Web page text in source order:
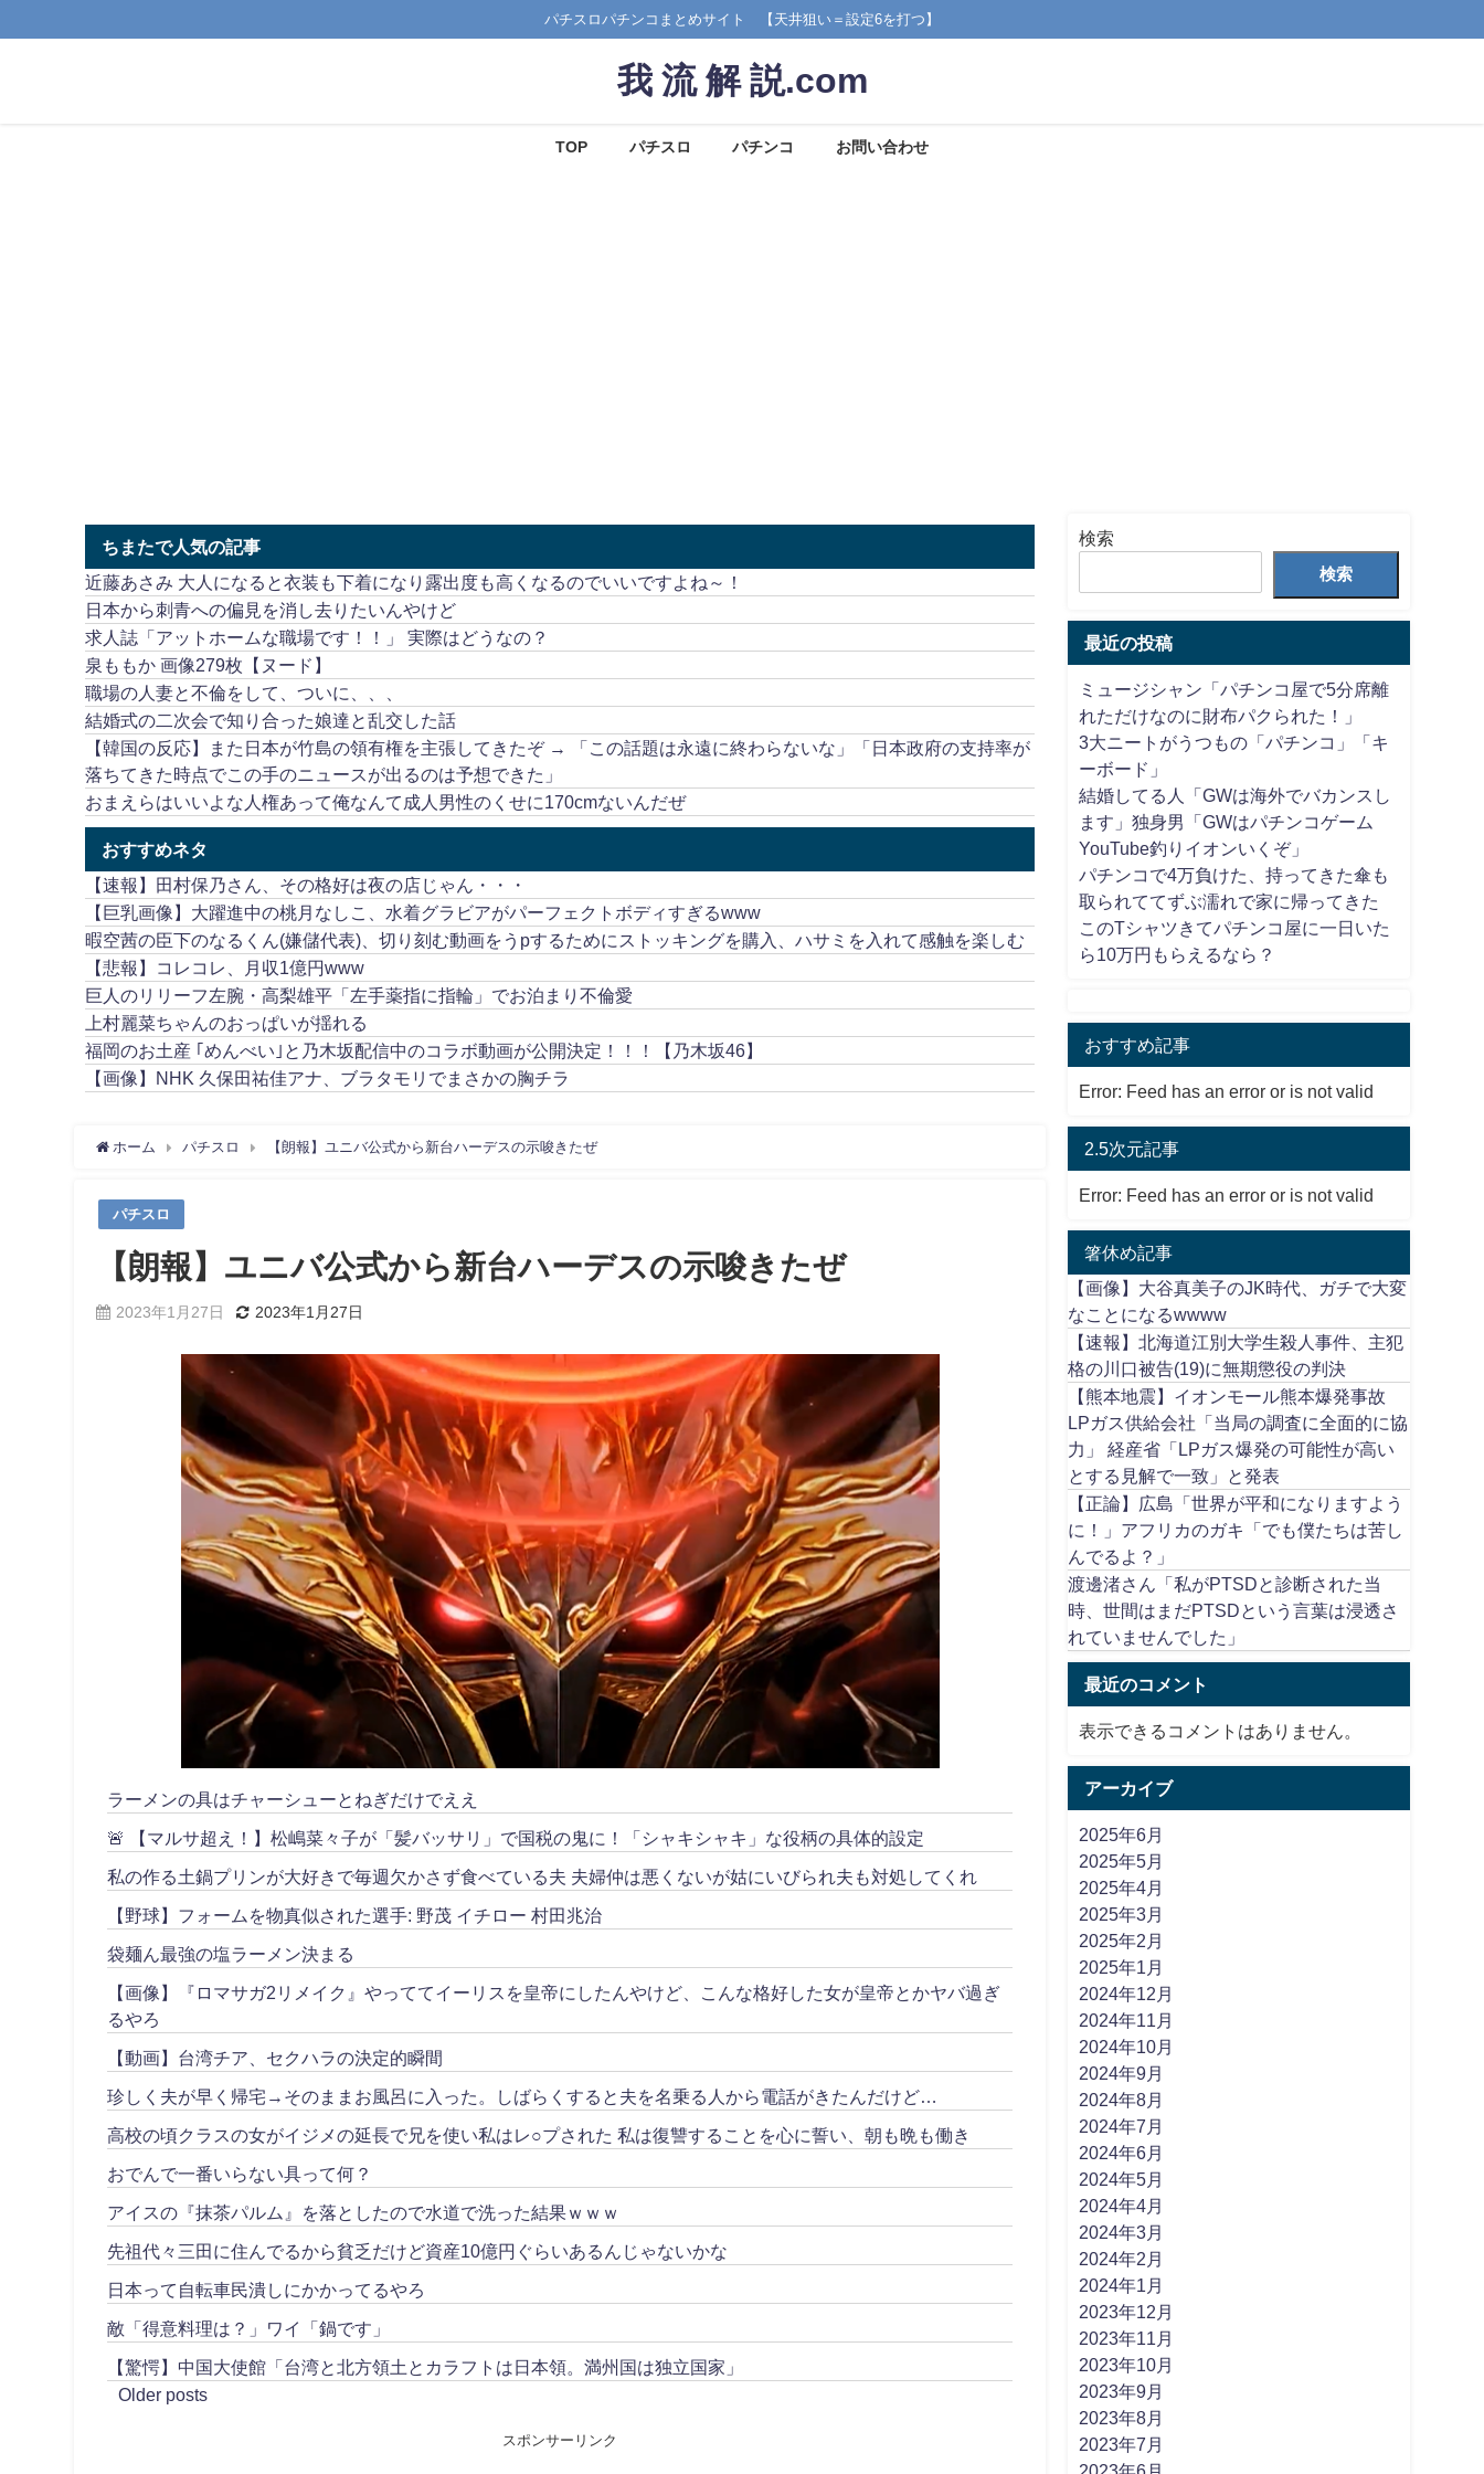
パチスロパチンコまとめサイト 【天井狙い＝設定6を打つ】
我 流 解 説.com
TOP パチスロ パチンコ お問い合わせ
ちまたで人気の記事
近藤あさみ 大人になると衣装も下着になり露出度も高くなるのでいいですよね～！
日本から刺青への偏見を消し去りたいんやけど
求人誌「アットホームな職場です！！」 実際はどうなの？
泉ももか 画像279枚【ヌード】
職場の人妻と不倫をして、ついに、、、
結婚式の二次会で知り合った娘達と乱交した話
【韓国の反応】また日本が竹島の領有権を主張してきたぞ → 「この話題は永遠に終わらないな」「日本政府の支持率が
落ちてきた時点でこの手のニュースが出るのは予想できた」
おまえらはいいよな人権あって俺なんて成人男性のくせに170cmないんだぜ
おすすめネタ
【速報】田村保乃さん、その格好は夜の店じゃん・・・
【巨乳画像】大躍進中の桃月なしこ、水着グラビアがパーフェクトボディすぎるwww
暇空茜の臣下のなるくん(嫌儲代表)、切り刻む動画をうpするためにストッキングを購入、ハサミを入れて感触を楽しむ
【悲報】コレコレ、月収1億円www
巨人のリリーフ左腕・高梨雄平「左手薬指に指輪」でお泊まり不倫愛
上村麗菜ちゃんのおっぱいが揺れる
福岡のお土産 ｢めんべい｣と乃木坂配信中のコラボ動画が公開決定！！！【乃木坂46】
【画像】NHK 久保田祐佳アナ、ブラタモリでまさかの胸チラ
ホーム パチスロ 【朗報】ユニバ公式から新台ハーデスの示唆きたぜ
パチスロ
【朗報】ユニバ公式から新台ハーデスの示唆きたぜ
2023年1月27日 2023年1月27日
ラーメンの具はチャーシューとねぎだけでええ
🚨 【マルサ超え！】松嶋菜々子が「髪バッサリ」で国税の鬼に！「シャキシャキ」な役柄の具体的設定
私の作る土鍋プリンが大好きで毎週欠かさず食べている夫 夫婦仲は悪くないが姑にいびられ夫も対処してくれ
【野球】フォームを物真似された選手: 野茂 イチロー 村田兆治
袋麺ん最強の塩ラーメン決まる
【画像】『ロマサガ2リメイク』やっててイーリスを皇帝にしたんやけど、こんな格好した女が皇帝とかヤバ過ぎ
るやろ
【動画】台湾チア、セクハラの決定的瞬間
珍しく夫が早く帰宅→そのままお風呂に入った。しばらくすると夫を名乗る人から電話がきたんだけど…
高校の頃クラスの女がイジメの延長で兄を使い私はレ○プされた 私は復讐することを心に誓い、朝も晩も働き
おでんで一番いらない具って何？
アイスの『抹茶パルム』を落としたので水道で洗った結果ｗｗｗ
先祖代々三田に住んでるから貧乏だけど資産10億円ぐらいあるんじゃないかな
日本って自転車民潰しにかかってるやろ
敵「得意料理は？」ワイ「鍋です」
【驚愕】中国大使館「台湾と北方領土とカラフトは日本領。満州国は独立国家」
Older posts
スポンサーリンク
検索
検索
最近の投稿
ミュージシャン「パチンコ屋で5分席離
れただけなのに財布パクられた！」
3大ニートがうつもの「パチンコ」「キ
ーボード」
結婚してる人「GWは海外でバカンスし
ます」独身男「GWはパチンコゲーム
YouTube釣りイオンいくぞ」
パチンコで4万負けた、持ってきた傘も
取られててずぶ濡れで家に帰ってきた
このTシャツきてパチンコ屋に一日いた
ら10万円もらえるなら？
おすすめ記事
Error: Feed has an error or is not valid
2.5次元記事
Error: Feed has an error or is not valid
箸休め記事
【画像】大谷真美子のJK時代、ガチで大変
なことになるwwww
【速報】北海道江別大学生殺人事件、主犯
格の川口被告(19)に無期懲役の判決
【熊本地震】イオンモール熊本爆発事故
LPガス供給会社「当局の調査に全面的に協
力」 経産省「LPガス爆発の可能性が高い
とする見解で一致」と発表
【正論】広島「世界が平和になりますよう
に！」アフリカのガキ「でも僕たちは苦し
んでるよ？」
渡邊渚さん「私がPTSDと診断された当
時、世間はまだPTSDという言葉は浸透さ
れていませんでした」
最近のコメント
表示できるコメントはありません。
アーカイブ
2025年6月
2025年5月
2025年4月
2025年3月
2025年2月
2025年1月
2024年12月
2024年11月
2024年10月
2024年9月
2024年8月
2024年7月
2024年6月
2024年5月
2024年4月
2024年3月
2024年2月
2024年1月
2023年12月
2023年11月
2023年10月
2023年9月
2023年8月
2023年7月
2023年6月